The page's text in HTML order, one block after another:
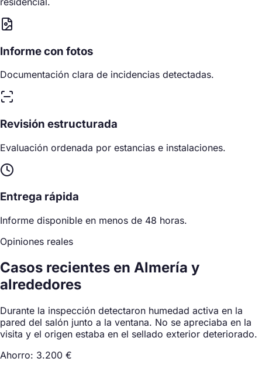
Informe con fotos
Documentación clara de incidencias detectadas.
Revisión estructurada
Evaluación ordenada por estancias e instalaciones.
Entrega rápida
Informe disponible en menos de 48 horas.
Opiniones reales
Casos recientes en Almería y
alrededores
Durante la inspección detectaron humedad activa en la
pared del salón junto a la ventana. No se apreciaba en la
visita y el origen estaba en el sellado exterior deteriorado.
Ahorro: 3.200 €